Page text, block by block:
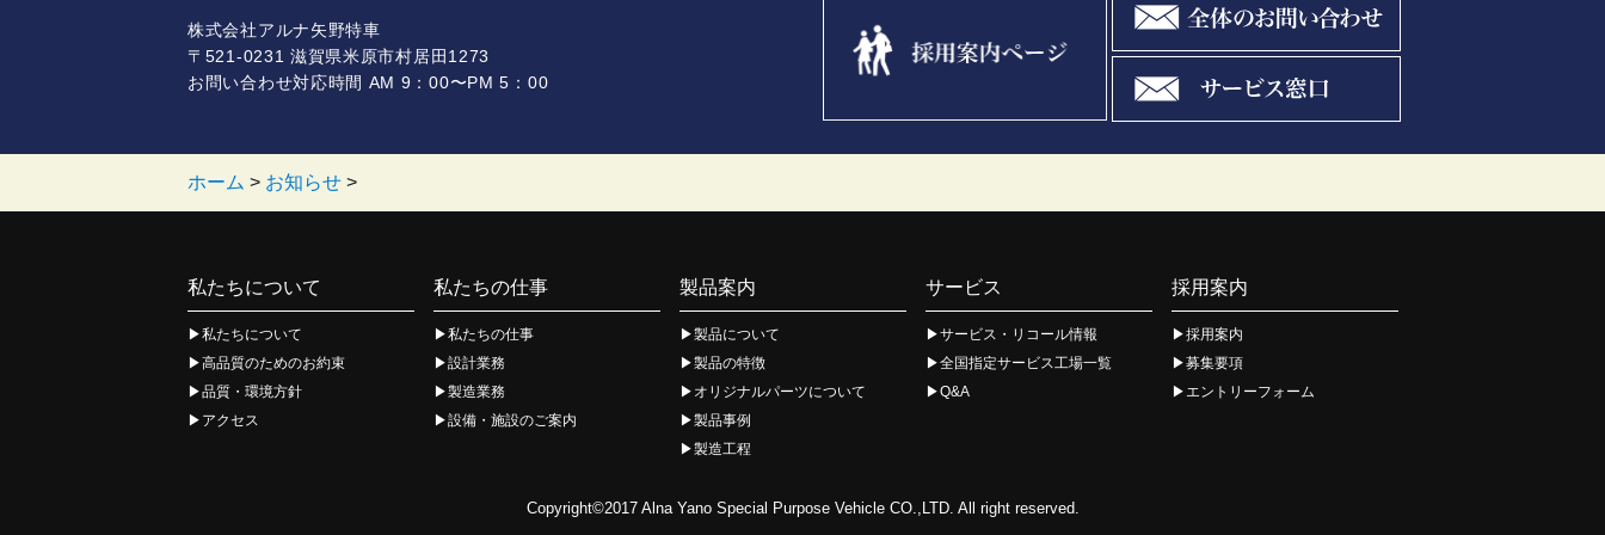
株式会社アルナ矢野特車
〒521-0231 滋賀県米原市村居田1273
お問い合わせ対応時間 AM 9：00〜PM 5：00
ホーム > お知らせ >
私たちについて
私たちについて
高品質のためのお約束
品質・環境方針
アクセス
私たちの仕事
私たちの仕事
設計業務
製造業務
設備・施設のご案内
製品案内
製品について
製品の特徴
オリジナルパーツについて
製品事例
製造工程
サービス
サービス・リコール情報
全国指定サービス工場一覧
Q&A
採用案内
採用案内
募集要項
エントリーフォーム
Copyright©2017 Alna Yano Special Purpose Vehicle CO.,LTD. All right reserved.